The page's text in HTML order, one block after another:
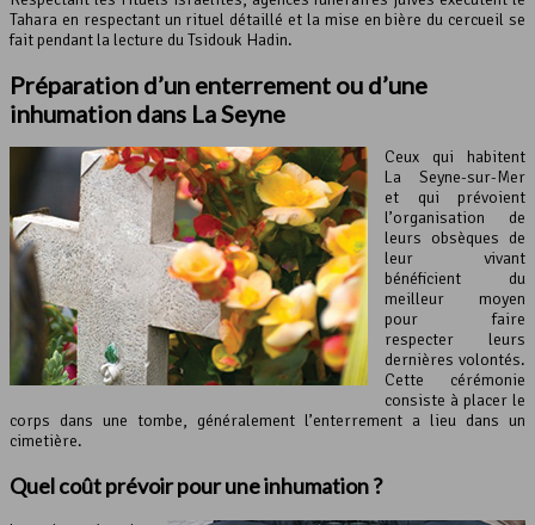
Tahara en respectant un rituel détaillé et la mise en bière du cercueil se
fait pendant la lecture du Tsidouk Hadin.
Préparation d’un enterrement ou d’une
inhumation dans La Seyne
Ceux qui habitent
La Seyne-sur-Mer
et qui prévoient
l’organisation de
leurs obsèques de
leur vivant
bénéficient du
meilleur moyen
pour faire
respecter leurs
dernières volontés.
Cette cérémonie
consiste à placer le
corps dans une tombe, généralement l’enterrement a lieu dans un
cimetière.
Quel coût prévoir pour une inhumation ?